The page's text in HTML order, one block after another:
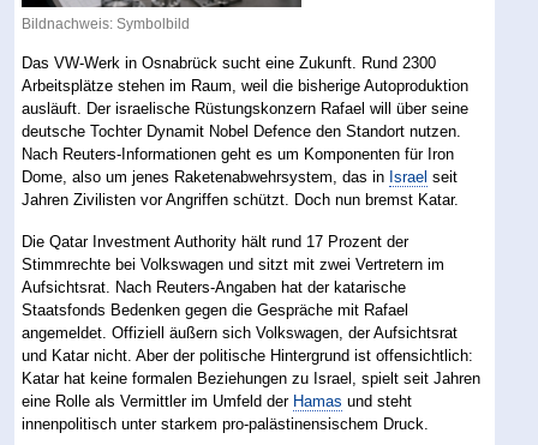
Bildnachweis: Symbolbild
Das VW-Werk in Osnabrück sucht eine Zukunft. Rund 2300
Arbeitsplätze stehen im Raum, weil die bisherige Autoproduktion
ausläuft. Der israelische Rüstungskonzern Rafael will über seine
deutsche Tochter Dynamit Nobel Defence den Standort nutzen.
Nach Reuters-Informationen geht es um Komponenten für Iron
Dome, also um jenes Raketenabwehrsystem, das in Israel seit
Jahren Zivilisten vor Angriffen schützt. Doch nun bremst Katar.
Die Qatar Investment Authority hält rund 17 Prozent der
Stimmrechte bei Volkswagen und sitzt mit zwei Vertretern im
Aufsichtsrat. Nach Reuters-Angaben hat der katarische
Staatsfonds Bedenken gegen die Gespräche mit Rafael
angemeldet. Offiziell äußern sich Volkswagen, der Aufsichtsrat
und Katar nicht. Aber der politische Hintergrund ist offensichtlich:
Katar hat keine formalen Beziehungen zu Israel, spielt seit Jahren
eine Rolle als Vermittler im Umfeld der Hamas und steht
innenpolitisch unter starkem pro-palästinensischem Druck.